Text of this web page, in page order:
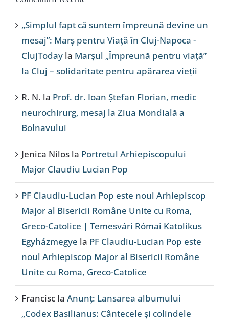
„Simplul fapt că suntem împreună devine un
mesaj”: Marș pentru Viață în Cluj-Napoca -
ClujToday la Marșul „Împreună pentru viață”
la Cluj – solidaritate pentru apărarea vieții
R. N. la Prof. dr. Ioan Ștefan Florian, medic
neurochirurg, mesaj la Ziua Mondială a
Bolnavului
Jenica Nilos la Portretul Arhiepiscopului
Major Claudiu Lucian Pop
PF Claudiu-Lucian Pop este noul Arhiepiscop
Major al Bisericii Române Unite cu Roma,
Greco-Catolice | Temesvári Római Katolikus
Egyházmegye la PF Claudiu-Lucian Pop este
noul Arhiepiscop Major al Bisericii Române
Unite cu Roma, Greco-Catolice
Francisc la Anunț: Lansarea albumului
„Codex Basilianus: Cântecele și colindele